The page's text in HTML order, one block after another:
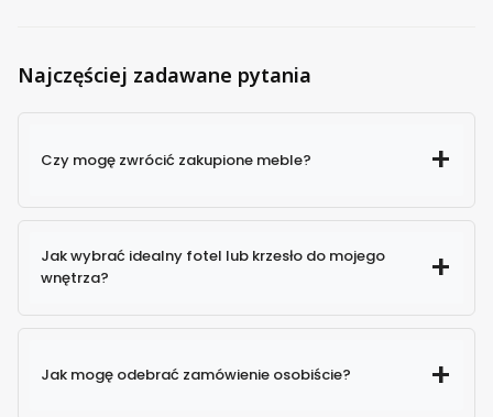
Najczęściej zadawane pytania
Czy mogę zwrócić zakupione meble?
Jak wybrać idealny fotel lub krzesło do mojego
wnętrza?
Jak mogę odebrać zamówienie osobiście?